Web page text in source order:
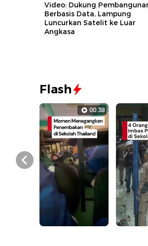
Video: Dukung
Berbasis Data, Lampung
Luncurkan Satelit ke Luar
Angkasa
Flash
00:38
Prev